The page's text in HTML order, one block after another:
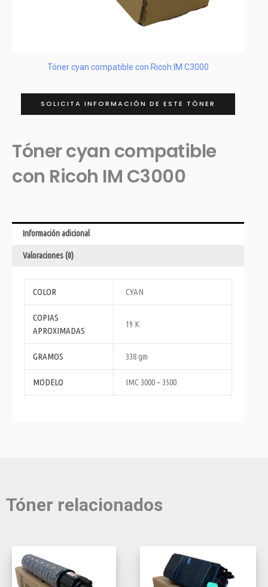
Tóner cyan compatible con Ricoh IM C3000
SOLICITA INFORMACIÓN DE ESTE TÓNER
Tóner cyan compatible
con Ricoh IM C3000
Información adicional
Valoraciones (0)
COLOR CYAN
COPIAS
APROXIMADAS
19 K
GRAMOS 338 gm
MODELO IMC 3000 – 3500
Tóner relacionados